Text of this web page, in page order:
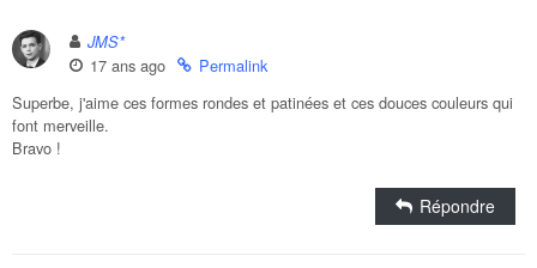
JMS*
17 ans ago
Permalink
Superbe, j'aime ces formes rondes et patinées et ces douces couleurs qui
font merveille.
Bravo !
Répondre